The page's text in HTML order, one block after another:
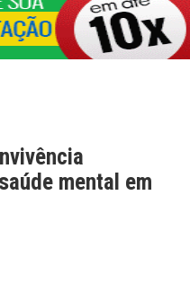
mental em